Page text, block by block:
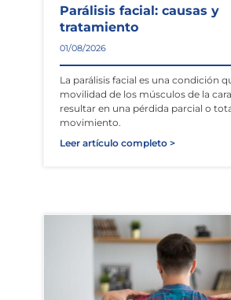
Parálisis facial: causas y
tratamiento
01/08/2026
La parálisis facial es una condición
movilidad de los músculos de la
resultar en una pérdida parcial o
movimiento.
Leer artículo completo >